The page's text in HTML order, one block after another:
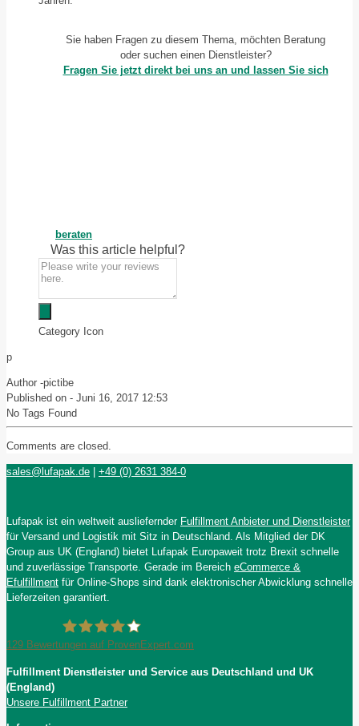
Sie haben Fragen zu diesem Thema, möchten Beratung
oder suchen einen Dienstleister?
Fragen Sie jetzt direkt bei uns an und lassen Sie sich
beraten
Was this article helpful?
Category Icon
p
Author -pictibe
Published on - Juni 16, 2017 12:53
No Tags Found
Comments are closed.
sales@lufapak.de | +49 (0) 2631 384-0
Lufapak ist ein weltweit ausliefernder Fulfillment Anbieter und Dienstleister
für Versand und Logistik mit Sitz in Deutschland. Als Mitglied der DK
Group aus UK (England) bietet Lufapak Europaweit trotz Brexit schnelle
und zuverlässige Transporte. Gerade im Bereich eCommerce &
Efulfillment für Online-Shops sind dank elektronischer Abwicklung schnelle
Lieferzeiten garantiert.
Lufapak GmbH
129 Bewertungen auf ProvenExpert.com
Fulfillment Dienstleister und Service aus Deutschland und UK
(England)
Unsere Fulfillment Partner